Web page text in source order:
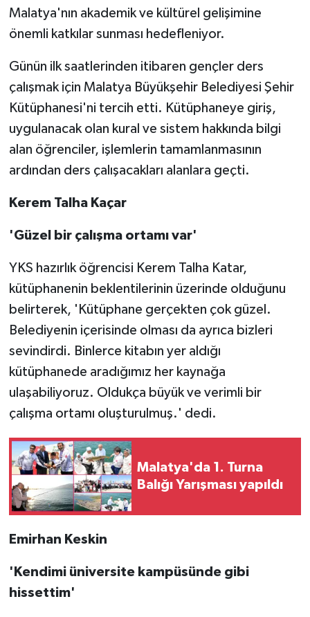
Malatya'nın akademik ve kültürel gelişimine
önemli katkılar sunması hedefleniyor.
Günün ilk saatlerinden itibaren gençler ders
çalışmak için Malatya Büyükşehir Belediyesi Şehir
Kütüphanesi'ni tercih etti. Kütüphaneye giriş,
uygulanacak olan kural ve sistem hakkında bilgi
alan öğrenciler, işlemlerin tamamlanmasının
ardından ders çalışacakları alanlara geçti.
Kerem Talha Kaçar
'Güzel bir çalışma ortamı var'
YKS hazırlık öğrencisi Kerem Talha Katar,
kütüphanenin beklentilerinin üzerinde olduğunu
belirterek, 'Kütüphane gerçekten çok güzel.
Belediyenin içerisinde olması da ayrıca bizleri
sevindirdi. Binlerce kitabın yer aldığı
kütüphanede aradığımız her kaynağa
ulaşabiliyoruz. Oldukça büyük ve verimli bir
çalışma ortamı oluşturulmuş.' dedi.
Malatya'da 1. Turna
Balığı Yarışması yapıldı
Emirhan Keskin
'Kendimi üniversite kampüsünde gibi
hissettim'